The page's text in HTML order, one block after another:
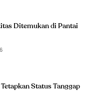
Ditemukan di Pantai
Status Tanggap